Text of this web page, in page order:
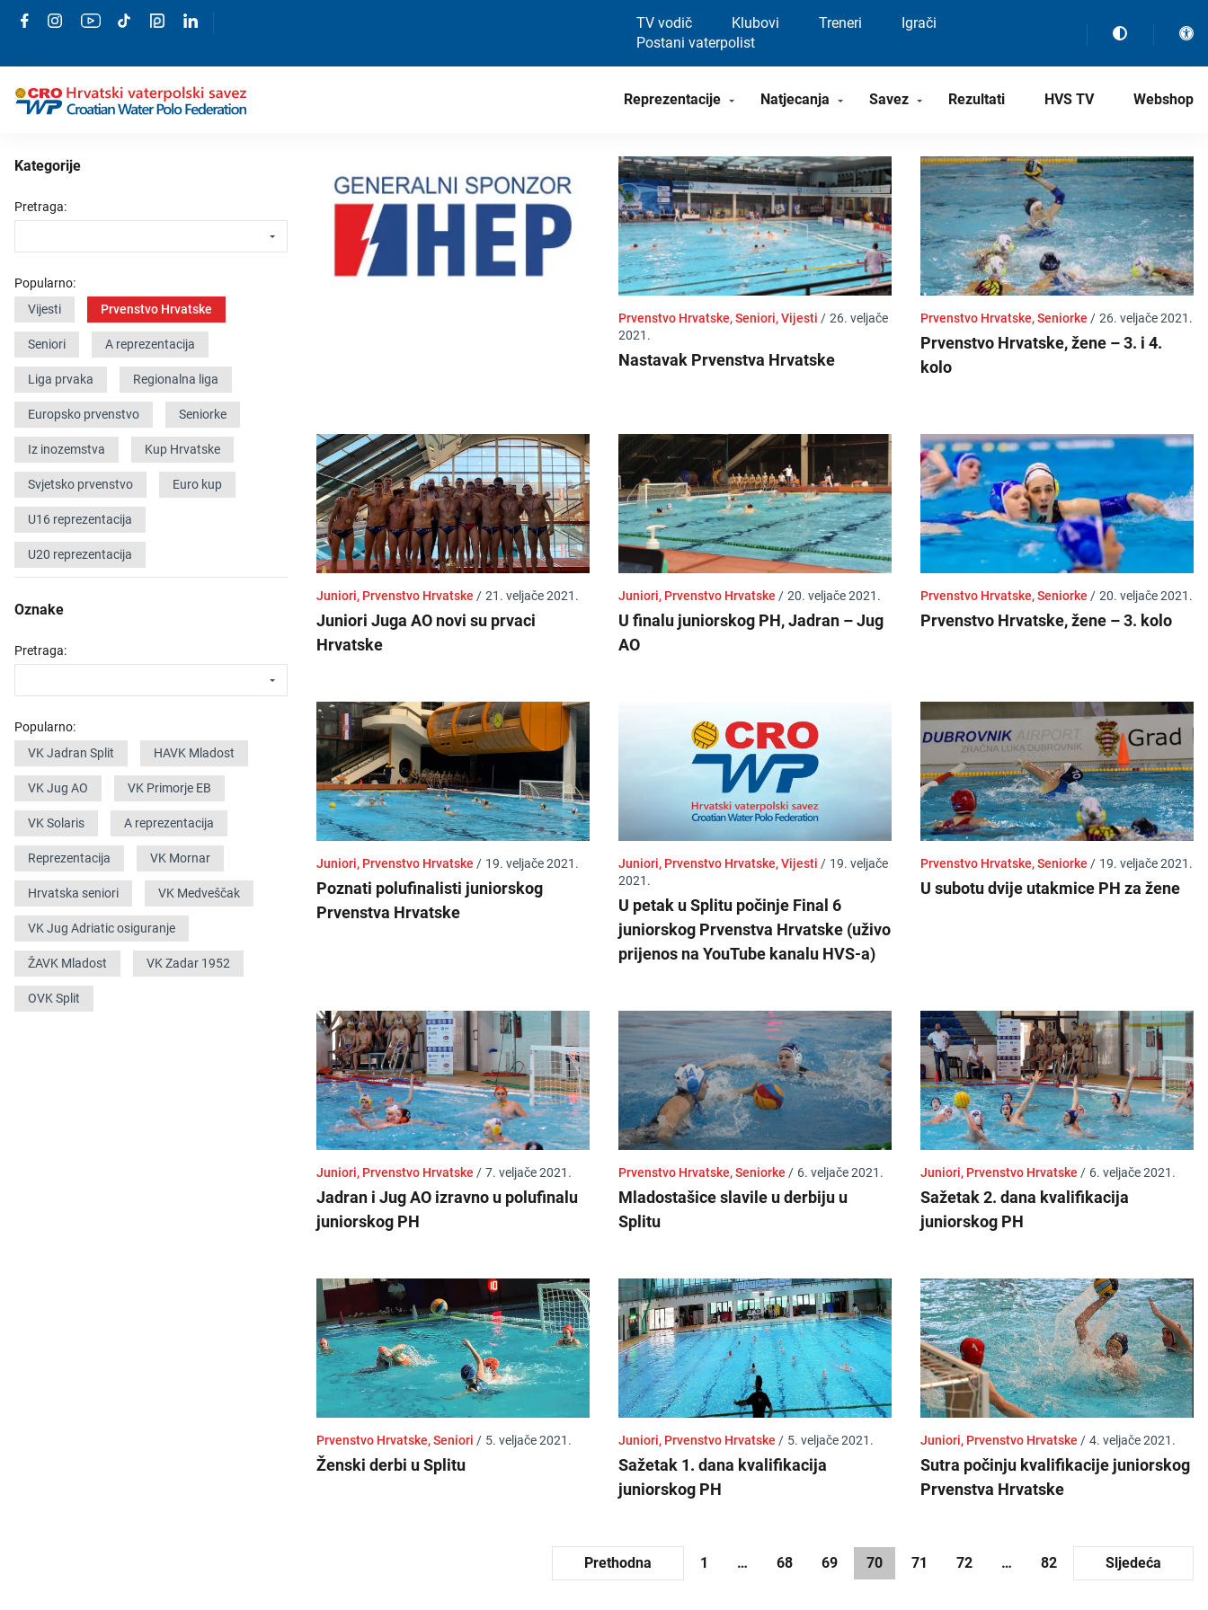
TV vodič Klubovi Treneri
Igrači
Postani vaterpolist
Reprezentacije Natjecanja Savez Rezultati HVS TV Webshop
Kategorije
Pretraga:
Popularno:
Vijesti
Prvenstvo Hrvatske
Seniori A reprezentacija
Liga prvaka Regionalna liga
Europsko prvenstvo Seniorke
Iz inozemstva Kup Hrvatske
Svjetsko prvenstvo Euro kup
U16 reprezentacija
U20 reprezentacija
Oznake
Pretraga:
Popularno:
VK Jadran Split
HAVK Mladost
VK Jug AO VK Primorje EB
VK Solaris A reprezentacija
Reprezentacija VK Mornar
Hrvatska seniori VK Medveščak
VK Jug Adriatic osiguranje
ŽAVK Mladost VK Zadar 1952
OVK Split
Prvenstvo Hrvatske, Seniori, Vijesti / 26. veljače
2021.
Nastavak Prvenstva Hrvatske
Prvenstvo Hrvatske, Seniorke / 26. veljače 2021.
Prvenstvo Hrvatske, žene – 3. i 4.
kolo
Juniori, Prvenstvo Hrvatske / 21. veljače 2021.
Juniori Juga AO novi su prvaci
Hrvatske
Juniori, Prvenstvo Hrvatske / 20. veljače 2021.
U finalu juniorskog PH, Jadran – Jug
AO
Prvenstvo Hrvatske, Seniorke / 20. veljače 2021.
Prvenstvo Hrvatske, žene – 3. kolo
Juniori, Prvenstvo Hrvatske / 19. veljače 2021.
Poznati polufinalisti juniorskog
Prvenstva Hrvatske
Juniori, Prvenstvo Hrvatske, Vijesti / 19. veljače
2021.
U petak u Splitu počinje Final 6
juniorskog Prvenstva Hrvatske (uživo
prijenos na YouTube kanalu HVS-a)
Prvenstvo Hrvatske, Seniorke / 19. veljače 2021.
U subotu dvije utakmice PH za žene
Juniori, Prvenstvo Hrvatske / 7. veljače 2021.
Jadran i Jug AO izravno u polufinalu
juniorskog PH
Prvenstvo Hrvatske, Seniorke / 6. veljače 2021.
Mladostašice slavile u derbiju u
Splitu
Juniori, Prvenstvo Hrvatske / 6. veljače 2021.
Sažetak 2. dana kvalifikacija
juniorskog PH
Prvenstvo Hrvatske, Seniori / 5. veljače 2021.
Ženski derbi u Splitu
Juniori, Prvenstvo Hrvatske / 5. veljače 2021.
Sažetak 1. dana kvalifikacija
juniorskog PH
Juniori, Prvenstvo Hrvatske / 4. veljače 2021.
Sutra počinju kvalifikacije juniorskog
Prvenstva Hrvatske
Prethodna 1 … 68 69 70 71 72 … 82 Sljedeća